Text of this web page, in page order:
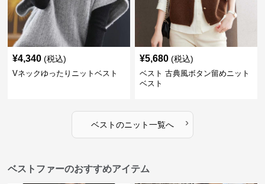
¥4,340 (税込)
Vネックゆったりニットベスト
¥5,680 (税込)
ベスト 古典風ボタン留めニット
ベスト
ベストのニット一覧へ ›
ベストファーのおすすめアイテム